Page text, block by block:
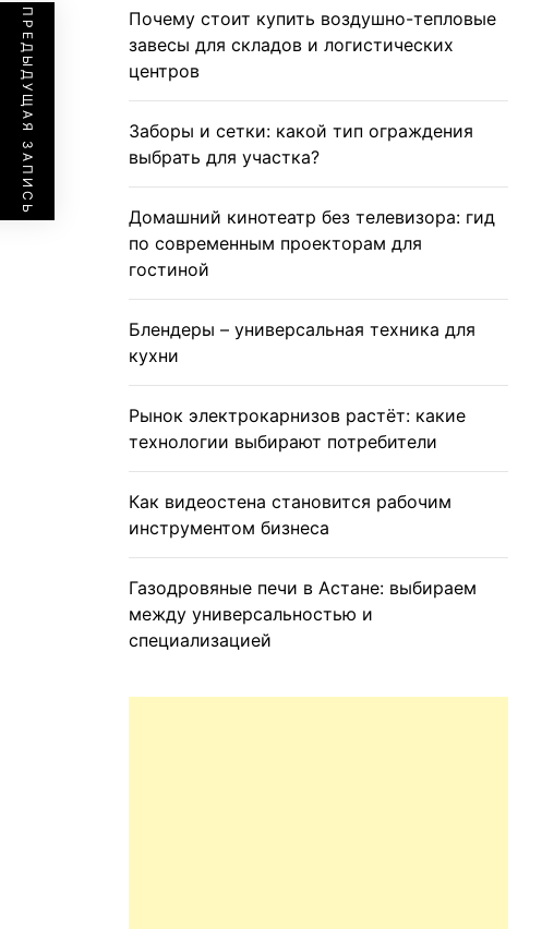
ПРЕДЫДУЩАЯ ЗАПИСЬ
Почему стоит купить воздушно-тепловые
завесы для складов и логистических
центров
Заборы и сетки: какой тип ограждения
выбрать для участка?
Домашний кинотеатр без телевизора: гид
по современным проекторам для
гостиной
Блендеры – универсальная техника для
кухни
Рынок электрокарнизов растёт: какие
технологии выбирают потребители
Как видеостена становится рабочим
инструментом бизнеса
Газодровяные печи в Астане: выбираем
между универсальностью и
специализацией